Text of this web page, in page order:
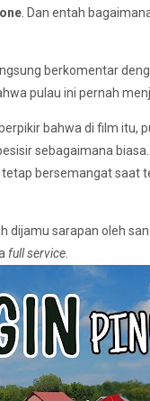
. Dan entah
berkomentar
pulau ini pernah
bahwa di film itu,
sebagaimana biasa.
tetap bersemangat saat
dijamu sarapan oleh
full service.